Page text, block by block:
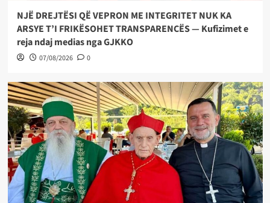
NJË DREJTËSI QË VEPRON ME INTEGRITET NUK KA
ARSYE T’I FRIKËSOHET TRANSPARENCËS — Kufizimet e
reja ndaj medias nga GJKKO
07/08/2026 0